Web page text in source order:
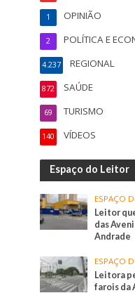
OPINIÃO
1
POLÍTICA E
2
REGIONAL
4.237
SAÚDE
872
TURISMO
69
VÍDEOS
140
Espaço do Leitor
ESPAÇO
Leitor
das
Andrade
ESPAÇO
Leitora
farois da